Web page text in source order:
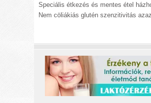
Speciális étkezés és mentes étel
Nem cöliákiás glutén szenzitivitás